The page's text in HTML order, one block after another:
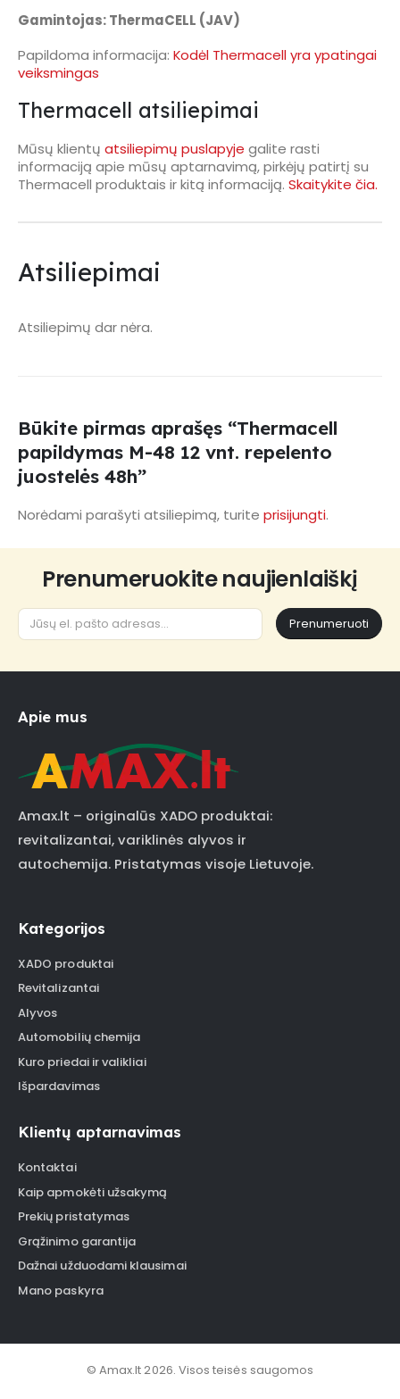
Gamintojas: ThermaCELL (JAV)
Papildoma informacija: Kodėl Thermacell yra ypatingai
veiksmingas
Thermacell atsiliepimai
Mūsų klientų atsiliepimų puslapyje galite rasti
informaciją apie mūsų aptarnavimą, pirkėjų patirtį su
Thermacell produktais ir kitą informaciją. Skaitykite čia.
Atsiliepimai
Atsiliepimų dar nėra.
Būkite pirmas aprašęs “Thermacell
papildymas M-48 12 vnt. repelento
juostelės 48h”
Norėdami parašyti atsiliepimą, turite prisijungti.
Prenumeruokite naujienlaiškį
Prenumeruoti
Apie mus
Amax.lt – originalūs XADO produktai:
revitalizantai, variklinės alyvos ir
autochemija. Pristatymas visoje Lietuvoje.
Kategorijos
XADO produktai
Revitalizantai
Alyvos
Automobilių chemija
Kuro priedai ir valikliai
Išpardavimas
Klientų aptarnavimas
Kontaktai
Kaip apmokėti užsakymą
Prekių pristatymas
Grąžinimo garantija
Dažnai užduodami klausimai
Mano paskyra
© Amax.lt 2026. Visos teisės saugomos